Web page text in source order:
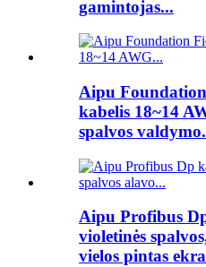
gamintojas...
Aipu
kabelis 18~14
spalvos
Aipu Profibus
violetinės
vielos pintas